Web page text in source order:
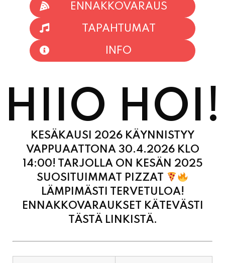
ENNAKKOVARAUS
TAPAHTUMAT
INFO
HIIO HOI!
KESÄKAUSI 2026 KÄYNNISTYY
VAPPUAATTONA 30.4.2026 KLO
14:00! TARJOLLA ON KESÄN 2025
SUOSITUIMMAT PIZZAT
LÄMPIMÄSTI TERVETULOA!
ENNAKKOVARAUKSET KÄTEVÄSTI
TÄSTÄ LINKISTÄ.